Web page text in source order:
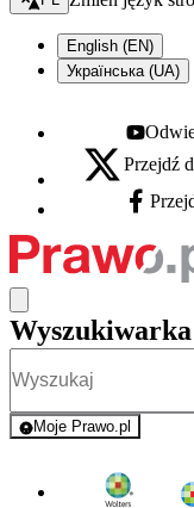
English (EN)
Українська (UA)
Youtube -
X - otwiera się w
Przejdź
Facebook -
Wyszukiwarka
Moje Prawo.pl
- rejestracja i